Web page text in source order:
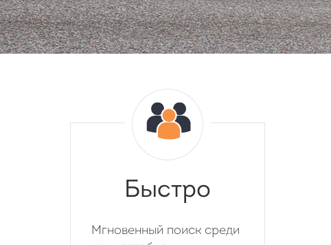
Быстро
Мгновенный поиск среди